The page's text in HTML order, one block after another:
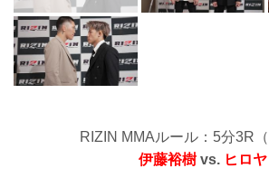
RIZIN MMAルール：5分3R（
伊藤裕樹 vs. ヒロヤ